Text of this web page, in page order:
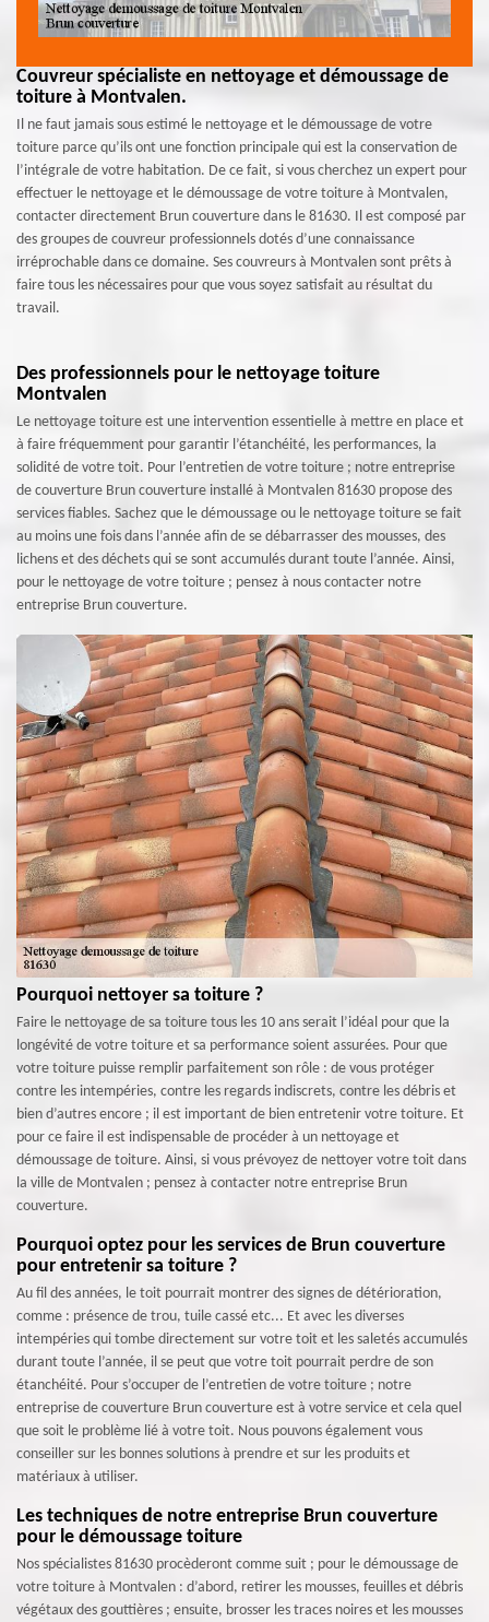
Couvreur spécialiste en nettoyage et démoussage de
toiture à Montvalen.
Il ne faut jamais sous estimé le nettoyage et le démoussage de votre
toiture parce qu’ils ont une fonction principale qui est la conservation de
l’intégrale de votre habitation. De ce fait, si vous cherchez un expert pour
effectuer le nettoyage et le démoussage de votre toiture à Montvalen,
contacter directement Brun couverture dans le 81630. Il est composé par
des groupes de couvreur professionnels dotés d’une connaissance
irréprochable dans ce domaine. Ses couvreurs à Montvalen sont prêts à
faire tous les nécessaires pour que vous soyez satisfait au résultat du
travail.
Des professionnels pour le nettoyage toiture
Montvalen
Le nettoyage toiture est une intervention essentielle à mettre en place et
à faire fréquemment pour garantir l’étanchéité, les performances, la
solidité de votre toit. Pour l’entretien de votre toiture ; notre entreprise
de couverture Brun couverture installé à Montvalen 81630 propose des
services fiables. Sachez que le démoussage ou le nettoyage toiture se fait
au moins une fois dans l’année afin de se débarrasser des mousses, des
lichens et des déchets qui se sont accumulés durant toute l’année. Ainsi,
pour le nettoyage de votre toiture ; pensez à nous contacter notre
entreprise Brun couverture.
Pourquoi nettoyer sa toiture ?
Faire le nettoyage de sa toiture tous les 10 ans serait l’idéal pour que la
longévité de votre toiture et sa performance soient assurées. Pour que
votre toiture puisse remplir parfaitement son rôle : de vous protéger
contre les intempéries, contre les regards indiscrets, contre les débris et
bien d’autres encore ; il est important de bien entretenir votre toiture. Et
pour ce faire il est indispensable de procéder à un nettoyage et
démoussage de toiture. Ainsi, si vous prévoyez de nettoyer votre toit dans
la ville de Montvalen ; pensez à contacter notre entreprise Brun
couverture.
Pourquoi optez pour les services de Brun couverture
pour entretenir sa toiture ?
Au fil des années, le toit pourrait montrer des signes de détérioration,
comme : présence de trou, tuile cassé etc... Et avec les diverses
intempéries qui tombe directement sur votre toit et les saletés accumulés
durant toute l’année, il se peut que votre toit pourrait perdre de son
étanchéité. Pour s’occuper de l’entretien de votre toiture ; notre
entreprise de couverture Brun couverture est à votre service et cela quel
que soit le problème lié à votre toit. Nous pouvons également vous
conseiller sur les bonnes solutions à prendre et sur les produits et
matériaux à utiliser.
Les techniques de notre entreprise Brun couverture
pour le démoussage toiture
Nos spécialistes 81630 procèderont comme suit ; pour le démoussage de
votre toiture à Montvalen : d’abord, retirer les mousses, feuilles et débris
végétaux des gouttières ; ensuite, brosser les traces noires et les mousses